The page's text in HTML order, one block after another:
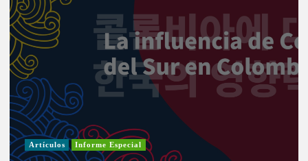
Artículos Informe Especial